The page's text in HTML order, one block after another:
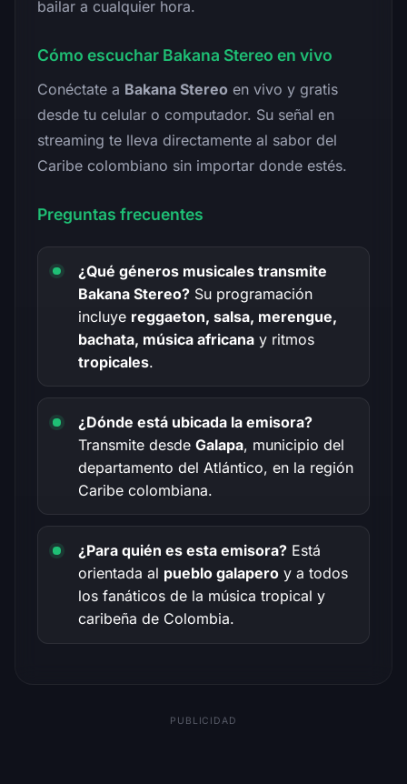
bailar a cualquier hora.
Cómo escuchar Bakana Stereo en vivo
Conéctate a Bakana Stereo en vivo y gratis
desde tu celular o computador. Su señal en
streaming te lleva directamente al sabor del
Caribe colombiano sin importar donde estés.
Preguntas frecuentes
¿Qué géneros musicales transmite
Bakana Stereo? Su programación
incluye reggaeton, salsa, merengue,
bachata, música africana y ritmos
tropicales.
¿Dónde está ubicada la emisora?
Transmite desde Galapa, municipio del
departamento del Atlántico, en la región
Caribe colombiana.
¿Para quién es esta emisora? Está
orientada al pueblo galapero y a todos
los fanáticos de la música tropical y
caribeña de Colombia.
PUBLICIDAD